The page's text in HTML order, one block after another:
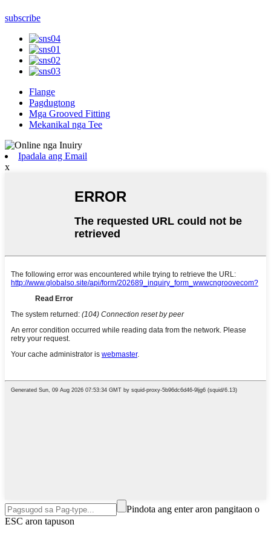
subscribe
Flange
Pagdugtong
Mga Grooved Fitting
Mekanikal nga Tee
Ipadala ang Email
x
Pindota ang enter aron pangitaon o
ESC aron tapuson